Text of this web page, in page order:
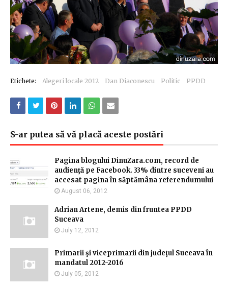
Etichete: Alegeri locale 2012 Dan Diaconescu Politic PPDD
S-ar putea să vă placă aceste postări
Pagina blogului DinuZara.com, record de
audienţă pe Facebook. 33% dintre suceveni au
accesat pagina în săptămâna referendumului
August 06, 2012
Adrian Artene, demis din fruntea PPDD
Suceava
July 12, 2012
Primarii şi viceprimarii din judeţul Suceava în
mandatul 2012-2016
July 05, 2012